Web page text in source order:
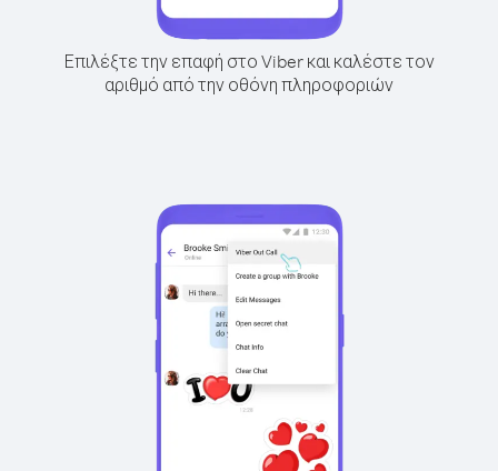
Επιλέξτε την επαφή στο Viber και καλέστε τον
αριθμό από την οθόνη πληροφοριών